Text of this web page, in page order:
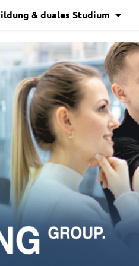
& duales Studium